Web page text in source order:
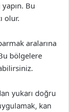
Bu
olur.
aralarına
bölgelere
yukarı doğru
kan